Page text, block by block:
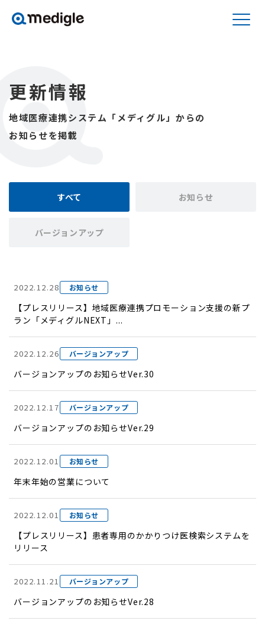
更新情報
地域医療連携システム「メディグル」からの
お知らせを掲載
すべて お知らせ
バージョンアップ
2022.12.28 お知らせ
【プレスリリース】地域医療連携プロモーション支援の新プ
ラン「メディグルNEXT」...
2022.12.26 バージョンアップ
バージョンアップのお知らせVer.30
2022.12.17 バージョンアップ
バージョンアップのお知らせVer.29
2022.12.01 お知らせ
年末年始の営業について
2022.12.01 お知らせ
【プレスリリース】患者専用のかかりつけ医検索システムを
リリース
2022.11.21 バージョンアップ
バージョンアップのお知らせVer.28